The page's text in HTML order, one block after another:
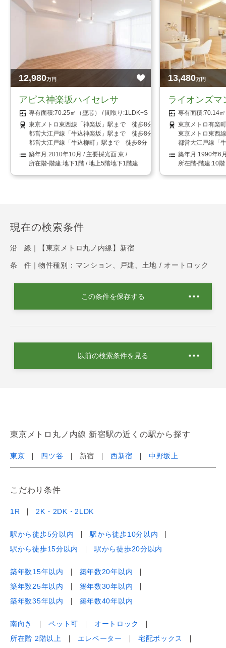
12,980万円
アピス神楽坂ハイセレサ
70.25㎡（壁芯）
1LDK+S（納戸）
東京メトロ東西線「神楽坂」駅まで 徒歩8分
都営大江戸線「牛込神楽坂」駅まで 徒歩8分
都営大江戸線「牛込柳町」駅まで 徒歩8分
2010年10月
東
地下1階 / 地上5階地下1階建
13,480万円
ライオンズマ
70.14
東京メトロ有楽
東京メトロ東西
都営大江戸線「
1990年6
10
現在の検索条件
沿 線｜ 【東京メトロ丸ノ内線】新宿
条 件｜ 物件種別：マンション、戸建、土地 / オートロック
この条件を保存する
以前の検索条件を見る
東京メトロ丸ノ内線 新宿駅の近くの駅から探す
東京 四ツ谷 新宿 西新宿 中野坂上
こだわり条件
1R 2K・2DK・2LDK
駅から徒歩5分以内
駅から徒歩10分以内
駅から徒歩15分以内
駅から徒歩20分以内
築年数15年以内
築年数20年以内
築年数25年以内
築年数30年以内
築年数35年以内
築年数40年以内
南向き ペット可
オートロック
所在階 2階以上
エレベーター
宅配ボックス